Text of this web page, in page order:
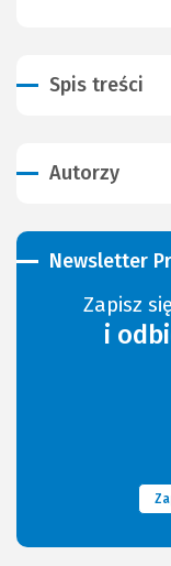
Spis treści
Autorzy
Newsletter
Zapisz
i